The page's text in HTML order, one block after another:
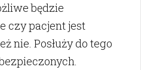
będzie
czy pacjent jest
nie. Posłuży do tego